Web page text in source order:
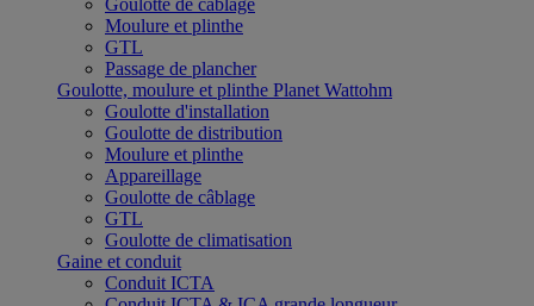
Goulotte de câblage
Moulure et plinthe
GTL
Passage de plancher
Goulotte, moulure et plinthe Planet Wattohm
Goulotte d'installation
Goulotte de distribution
Moulure et plinthe
Appareillage
Goulotte de câblage
GTL
Goulotte de climatisation
Gaine et conduit
Conduit ICTA